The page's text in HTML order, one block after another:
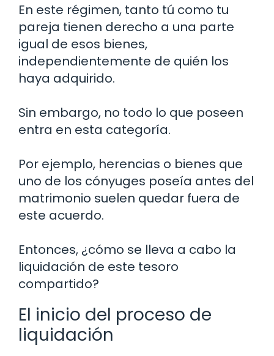
En este régimen, tanto tú como tu
pareja tienen derecho a una parte
igual de esos bienes,
independientemente de quién los
haya adquirido.
Sin embargo, no todo lo que poseen
entra en esta categoría.
Por ejemplo, herencias o bienes que
uno de los cónyuges poseía antes del
matrimonio suelen quedar fuera de
este acuerdo.
Entonces, ¿cómo se lleva a cabo la
liquidación de este tesoro
compartido?
El inicio del proceso de
liquidación